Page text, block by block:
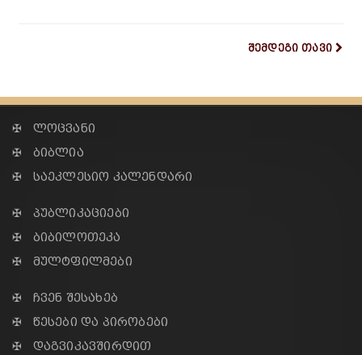
შემდეგი თავი
✠ ლოცვანი
✠ ბიბლია
✠ საეკლესიო კალენდარი
✠ პუბლიკაციები
✠ ბიბილოთეკა
✠ მულტფილმები
✠ ჩვენ შესახებ
✠ წესები და პირობები
✠ დაგვიკავშირდით